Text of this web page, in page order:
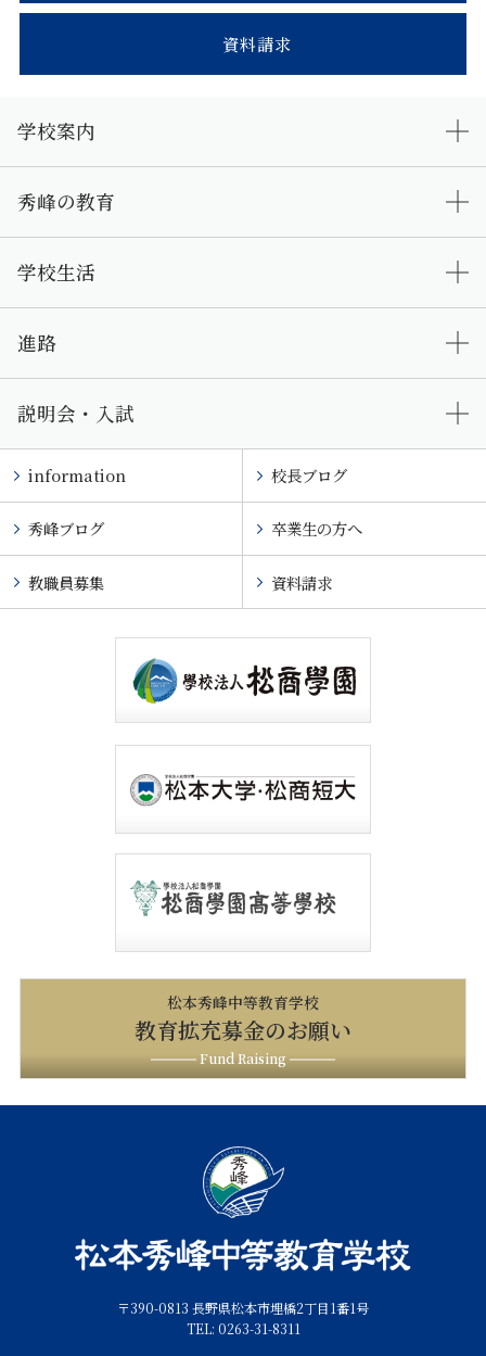
資料請求
学校案内
秀峰の教育
学校生活
進路
説明会・入試
information 校長ブログ
秀峰ブログ 卒業生の方へ
教職員募集 資料請求
松本秀峰中等教育学校
教育拡充募金のお願い
Fund Raising
〒390-0813 長野県松本市埋橋2丁目1番1号
TEL: 0263-31-8311